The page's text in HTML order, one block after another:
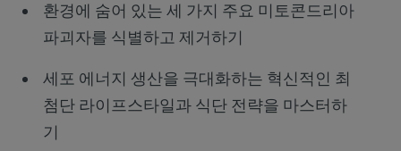
환경에 숨어 있는 세 가지 주요 미토콘드리아
파괴자를 식별하고 제거하기
세포 에너지 생산을 극대화하는 혁신적인 최
첨단 라이프스타일과 식단 전략을 마스터하
기